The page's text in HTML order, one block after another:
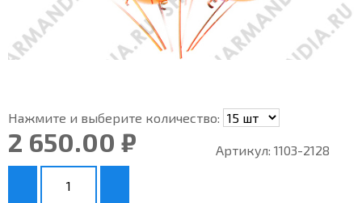
Нажмите и выберите количество:
2 650.00 ₽ Артикул: 1103-2128